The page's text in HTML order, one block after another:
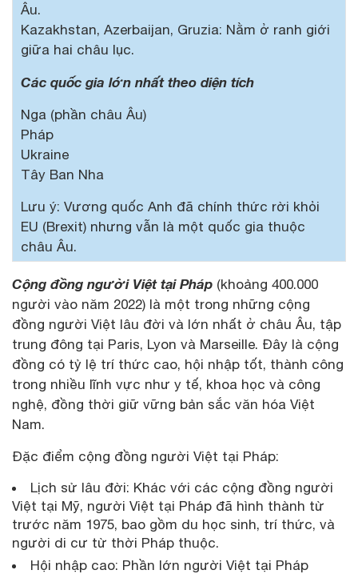
Âu.
Kazakhstan, Azerbaijan, Gruzia: Nằm ở ranh giới
giữa hai châu lục.
Các quốc gia lớn nhất theo diện tích
Nga (phần châu Âu)
Pháp
Ukraine
Tây Ban Nha
Lưu ý: Vương quốc Anh đã chính thức rời khỏi
EU (Brexit) nhưng vẫn là một quốc gia thuộc
châu Âu.
Cộng đồng người Việt tại Pháp (khoảng 400.000
người vào năm 2022) là một trong những cộng
đồng người Việt lâu đời và lớn nhất ở châu Âu, tập
trung đông tại Paris, Lyon và Marseille. Đây là cộng
đồng có tỷ lệ trí thức cao, hội nhập tốt, thành công
trong nhiều lĩnh vực như y tế, khoa học và công
nghệ, đồng thời giữ vững bản sắc văn hóa Việt
Nam.
Đặc điểm cộng đồng người Việt tại Pháp:
Lịch sử lâu đời: Khác với các cộng đồng người
Việt tại Mỹ, người Việt tại Pháp đã hình thành từ
trước năm 1975, bao gồm du học sinh, trí thức, và
người di cư từ thời Pháp thuộc.
Hội nhập cao: Phần lớn người Việt tại Pháp